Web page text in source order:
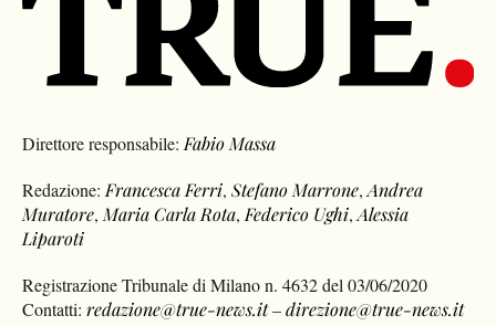
Direttore responsabile: Fabio Massa
Redazione: Francesca Ferri,Stefano Marrone,Andrea
Muratore, Maria Carla Rota, Federico Ughi,Alessia
Liparoti
Registrazione Tribunale di Milano n. 4632 del 03/06/2020
Contatti:redazione@true-news.it–direzione@true-news.it